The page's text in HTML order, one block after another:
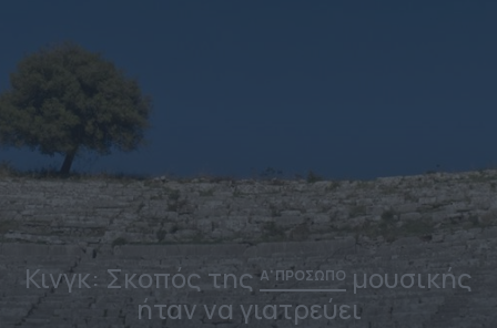
Κινγκ: Σκοπός τηςΑ' ΠΡΟΣΩΠΟ μουσικής
ήταν να γιατρεύει